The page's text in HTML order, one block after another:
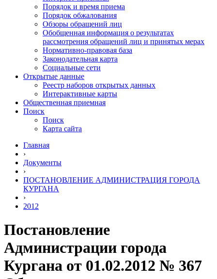
Порядок и время приема
Порядок обжалования
Обзоры обращений лиц
Обобщенная информация о результатах
рассмотрения обращений лиц и принятых мерах
Нормативно-правовая база
Законодательная карта
Социальные сети
Открытые данные
Реестр наборов открытых данных
Интерактивные карты
Общественная приемная
Поиск
Поиск
Карта сайта
Главная
›
Документы
›
ПОСТАНОВЛЕНИЕ АДМИНИСТРАЦИЯ ГОРОДА
КУРГАНА
›
2012
Постановление
Администрации города
Кургана от 01.02.2012 № 367